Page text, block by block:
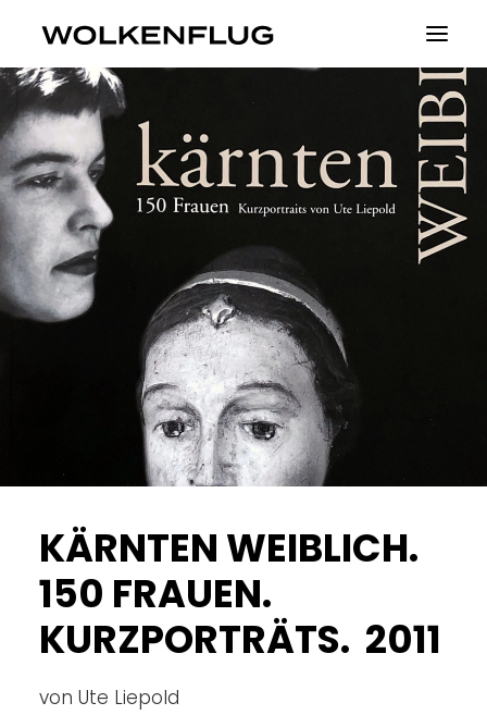
Theater
Fluid Identities
Visible
Projekte
KÄRNTEN WEIBLICH.
150 FRAUEN.
KURZPORTRÄTS. 2011
von Ute Liepold